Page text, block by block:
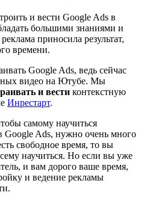
и вести Google Ads в
большими знаниями и
приносила результат,
времени.
Google Ads, ведь сейчас
видео на Ютубе. Мы
и вести контекстную
Инрестарт.
самому научиться
Google Ads, нужно очень много
свободное время, то вы
научиться. Но если вы уже
и вам дорого ваше время,
и ведение рекламы